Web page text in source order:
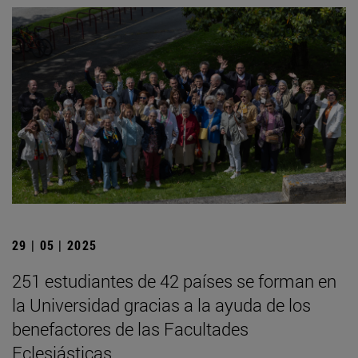
29 | 05 | 2025
251 estudiantes de 42 países se forman en
la Universidad gracias a la ayuda de los
benefactores de las Facultades
Eclesiásticas